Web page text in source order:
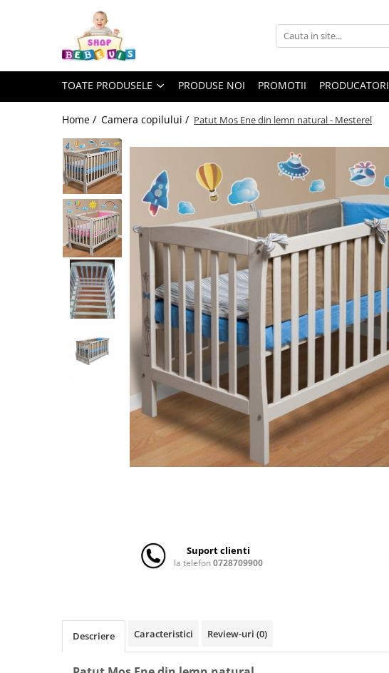
Toate Produsele
Carucioare copii 2in1
Carucioare copii 3in1
Carucioare gemeni
Accesorii carucioare copii
Genti mamici
Huse ploaie si antiinsecte
Saci si invelitoare
Umbrele carucioare
Accesorii diverse carucioare
Landouri pentru bebelusi
Scaune auto copii
Camera copilului
Patuturi lemn pana la 120 x 60 cm
Patuturi lemn 140 x 70 cm
Patuturi pliabile si tarcuri de joaca
Lenjerii patut 120 x 60 cm
Lenjerii patut 140 x 70 cm
TOATE PRODUSELE PRODUSE NOI PROMOTII PRODUCATORI
Home / Camera copilului / Patut Mos Ene din lemn natural - Mesterel
Suport clienti
la telefon0728709900
Descriere Caracteristici Review-uri (0)